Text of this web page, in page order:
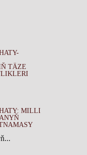
TÄZE
MILLI